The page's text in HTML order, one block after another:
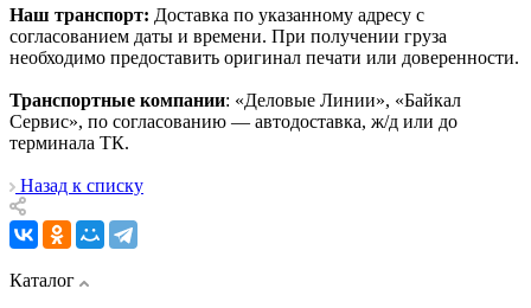
Наш транспорт: Доставка по указанному адресу с
согласованием даты и времени. При получении груза
необходимо предоставить оригинал печати или доверенности.
Транспортные компании: «Деловые Линии», «Байкал
Сервис», по согласованию — автодоставка, ж/д или до
терминала ТК.
Назад к списку
Каталог